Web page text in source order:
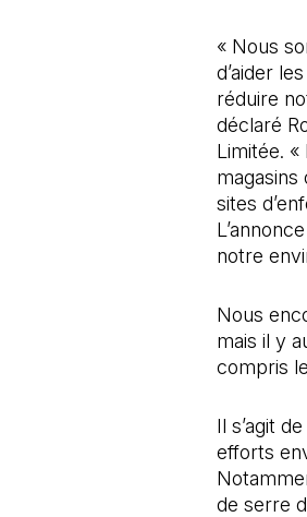
« Nous
d’aider
réduire
déclaré
Limitée.
magasins
sites
notre
Nous
mais il y
compris
Il s’agit
efforts
de serre